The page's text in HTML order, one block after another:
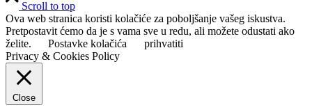
Scroll to top
Ova web stranica koristi kolačiće za poboljšanje vašeg iskustva.
Pretpostavit ćemo da je s vama sve u redu, ali možete odustati ako
želite.
Postavke kolačića
prihvatiti
Privacy & Cookies Policy
Close